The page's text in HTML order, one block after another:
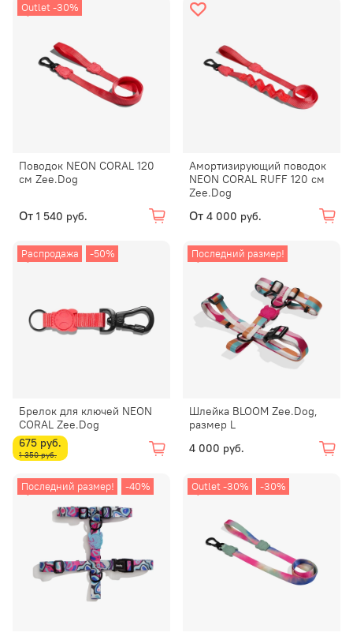
Outlet -30%
Поводок NEON CORAL 120
см Zee.Dog
От 1 540 руб.
Амортизирующий поводок
NEON CORAL RUFF 120 см
Zee.Dog
От 4 000 руб.
Распродажа -50%
Брелок для ключей NEON
CORAL Zee.Dog
675 руб.
1 350 руб.
Последний размер!
Шлейка BLOOM Zee.Dog,
размер L
4 000 руб.
Последний размер! -40% Outlet -30% -30%